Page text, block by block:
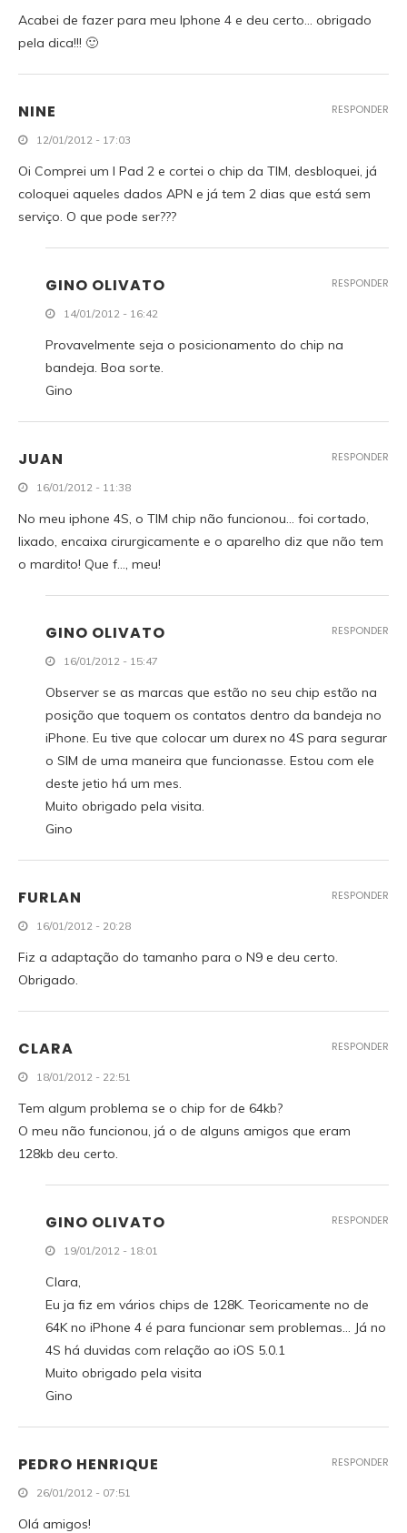
Acabei de fazer para meu Iphone 4 e deu certo… obrigado
pela dica!!! 🙂
NINE
12/01/2012 - 17:03
Oi Comprei um I Pad 2 e cortei o chip da TIM, desbloquei, já
coloquei aqueles dados APN e já tem 2 dias que está sem
serviço. O que pode ser???
RESPONDER
GINO OLIVATO
14/01/2012 - 16:42
Provavelmente seja o posicionamento do chip na
bandeja. Boa sorte.
Gino
RESPONDER
JUAN
16/01/2012 - 11:38
No meu iphone 4S, o TIM chip não funcionou… foi cortado,
lixado, encaixa cirurgicamente e o aparelho diz que não tem
o mardito! Que f…, meu!
RESPONDER
GINO OLIVATO
16/01/2012 - 15:47
Observer se as marcas que estão no seu chip estão na
posição que toquem os contatos dentro da bandeja no
iPhone. Eu tive que colocar um durex no 4S para segurar
o SIM de uma maneira que funcionasse. Estou com ele
deste jetio há um mes.
Muito obrigado pela visita.
Gino
RESPONDER
FURLAN
16/01/2012 - 20:28
Fiz a adaptação do tamanho para o N9 e deu certo.
Obrigado.
RESPONDER
CLARA
18/01/2012 - 22:51
Tem algum problema se o chip for de 64kb?
O meu não funcionou, já o de alguns amigos que eram
128kb deu certo.
RESPONDER
GINO OLIVATO
19/01/2012 - 18:01
Clara,
Eu ja fiz em vários chips de 128K. Teoricamente no de
64K no iPhone 4 é para funcionar sem problemas… Já no
4S há duvidas com relação ao iOS 5.0.1
Muito obrigado pela visita
Gino
RESPONDER
PEDRO HENRIQUE
26/01/2012 - 07:51
Olá amigos!
RESPONDER